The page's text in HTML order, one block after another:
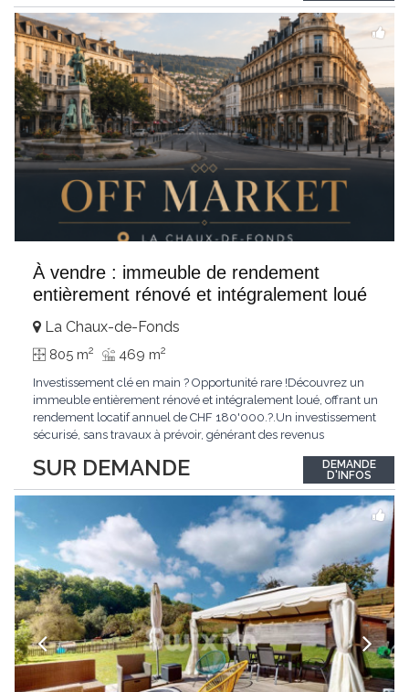
À vendre : immeuble de rendement
entièrement rénové et intégralement loué
SUR DEMANDE
La Chaux-de-Fonds
805 m2 469 m2
Investissement clé en main ? Opportunité rare !Découvrez un
immeuble entièrement rénové et intégralement loué, offrant un
rendement locatif annuel de CHF 180'000.?.Un investissement
sécurisé, sans travaux à prévoir, générant des revenus
d'informations ou recevoir le dossier.
DEMANDE
D'INFOS